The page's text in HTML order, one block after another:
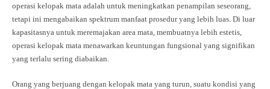
operasi kelopak mata adalah untuk meningkatkan penampilan seseorang,
tetapi ini mengabaikan spektrum manfaat prosedur yang lebih luas. Di luar
kapasitasnya untuk meremajakan area mata, membuatnya lebih estetis,
operasi kelopak mata menawarkan keuntungan fungsional yang signifikan
yang terlalu sering diabaikan.
Orang yang berjuang dengan kelopak mata yang turun, suatu kondisi yang